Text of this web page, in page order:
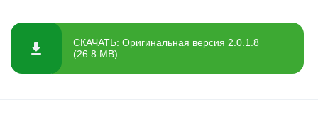
СКАЧАТЬ: Оригинальная версия 2.0.1.8
(26.8 MB)